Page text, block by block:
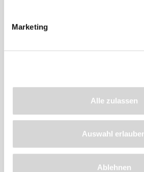
Marketing
Alle zulassen
Auswahl
Ablehnen
Produkt
empfehlen wir